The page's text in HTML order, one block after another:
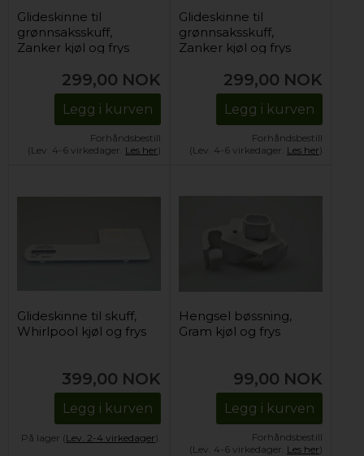
Glideskinne til
grønnsaksskuff,
Zanker kjøl og frys
299,00 NOK
Legg i kurven
Forhåndsbestill
(Lev. 4-6 virkedager. Les her)
Glideskinne til
grønnsaksskuff,
Zanker kjøl og frys
299,00 NOK
Legg i kurven
Forhåndsbestill
(Lev. 4-6 virkedager. Les her)
Glideskinne til skuff,
Whirlpool kjøl og frys
399,00 NOK
Legg i kurven
På lager (Lev. 2-4 virkedager).
Hengsel bøssning,
Gram kjøl og frys
99,00 NOK
Legg i kurven
Forhåndsbestill
(Lev. 4-6 virkedager. Les her)